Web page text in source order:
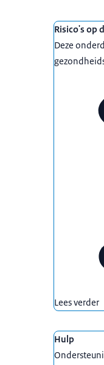
Risico's op
Deze
Lees verder
Hulp